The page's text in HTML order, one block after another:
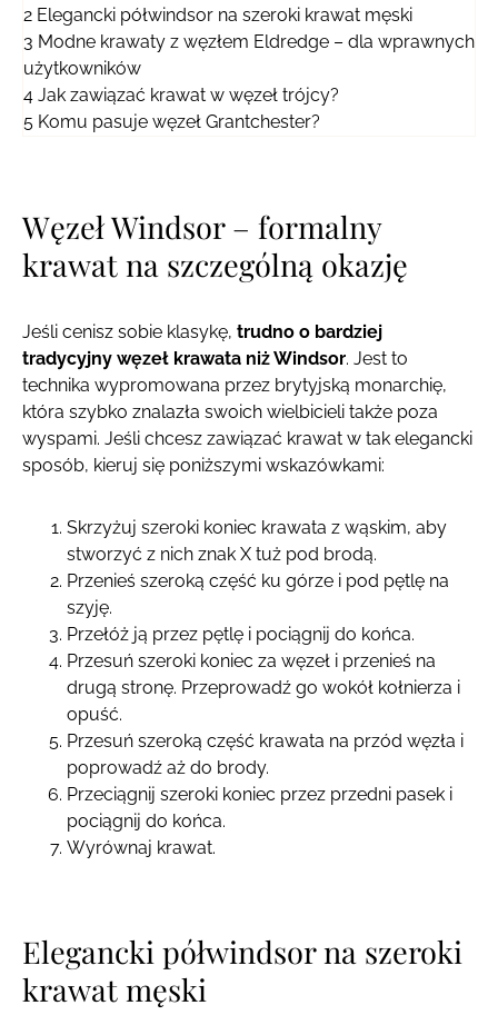
2 Elegancki półwindsor na szeroki krawat męski
3 Modne krawaty z węzłem Eldredge – dla wprawnych
użytkowników
4 Jak zawiązać krawat w węzeł trójcy?
5 Komu pasuje węzeł Grantchester?
Węzeł Windsor – formalny
krawat na szczególną okazję
Jeśli cenisz sobie klasykę, trudno o bardziej
tradycyjny węzeł krawata niż Windsor. Jest to
technika wypromowana przez brytyjską monarchię,
która szybko znalazła swoich wielbicieli także poza
wyspami. Jeśli chcesz zawiązać krawat w tak elegancki
sposób, kieruj się poniższymi wskazówkami:
Skrzyżuj szeroki koniec krawata z wąskim, aby
stworzyć z nich znak X tuż pod brodą.
Przenieś szeroką część ku górze i pod pętlę na
szyję.
Przełóż ją przez pętlę i pociągnij do końca.
Przesuń szeroki koniec za węzeł i przenieś na
drugą stronę. Przeprowadź go wokół kołnierza i
opuść.
Przesuń szeroką część krawata na przód węzła i
poprowadź aż do brody.
Przeciągnij szeroki koniec przez przedni pasek i
pociągnij do końca.
Wyrównaj krawat.
Elegancki półwindsor na szeroki
krawat męski